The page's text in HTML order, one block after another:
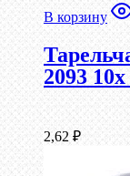
В корзину
2093
2,62 ₽